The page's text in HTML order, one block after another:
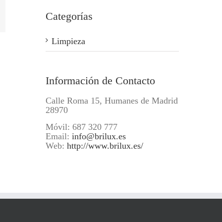
Categorías
Limpieza
Información de Contacto
Calle Roma 15, Humanes de Madrid
28970
Móvil: 687 320 777
Email: info@brilux.es
Web: http://www.brilux.es/